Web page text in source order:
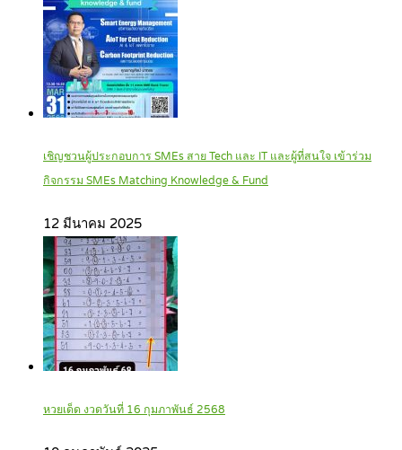
เชิญชวนผู้ประกอบการ SMEs สาย Tech และ IT และผู้ที่สนใจ เข้าร่วม
กิจกรรม SMEs Matching Knowledge & Fund
12 มีนาคม 2025
หวยเด็ด งวดวันที่ 16 กุมภาพันธ์ 2568